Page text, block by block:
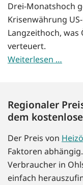
Drei-Monatshoch
Krisenwährung
Langzeithoch,
verteuert.
Weiterlesen …
Regionaler
dem
Der Preis von
Faktoren
Verbraucher in
einfach